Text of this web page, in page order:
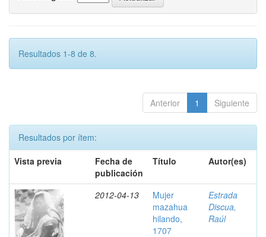
Resultados 1-8 de 8.
Anterior 1 Siguiente
Resultados por ítem:
Vista previa
Fecha de
publicación
Título Autor(es)
2012-04-13
Mujer
mazahua
hilando,
1707
Estrada
Discua,
Raúl